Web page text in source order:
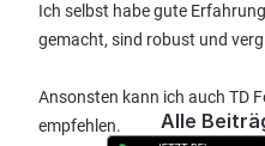
Ich selbst habe gute
gemacht, sind robust und
Ansonsten kann ich auch TD
empfehlen.
Alle